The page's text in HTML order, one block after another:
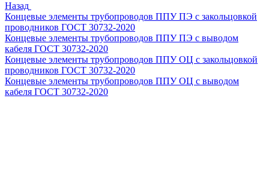
Назад
Концевые элементы трубопроводов ППУ ПЭ с закольцовкой
проводников ГОСТ 30732-2020
Концевые элементы трубопроводов ППУ ПЭ с выводом
кабеля ГОСТ 30732-2020
Концевые элементы трубопроводов ППУ ОЦ с закольцовкой
проводников ГОСТ 30732-2020
Концевые элементы трубопроводов ППУ ОЦ с выводом
кабеля ГОСТ 30732-2020